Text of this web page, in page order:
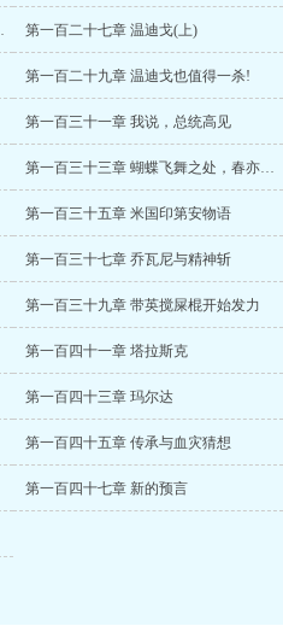
要饭的? 第一百二十七章 温迪戈(上)
第一百二十九章 温迪戈也值得一杀!
第一百三十一章 我说，总统高见
第一百三十三章 蝴蝶飞舞之处，春亦生生不息
第一百三十五章 米国印第安物语
第一百三十七章 乔瓦尼与精神斩
第一百三十九章 带英搅屎棍开始发力
第一百四十一章 塔拉斯克
第一百四十三章 玛尔达
第一百四十五章 传承与血灾猜想
第一百四十七章 新的预言